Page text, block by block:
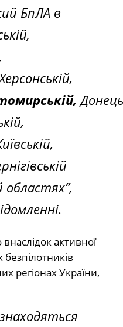
БпЛА в
областях”,
активної
безпілотників
регіонах України,